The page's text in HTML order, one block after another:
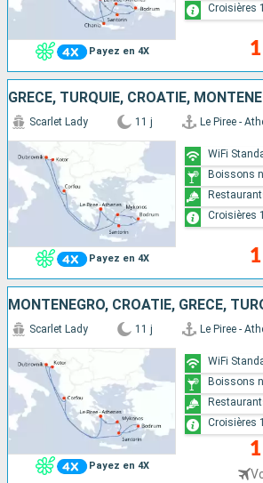
Payez en 4X
Croisières
GRÈCE, TURQUIE, CROATIE,
Payez en 4X
Scarlet Lady 11 j Le Piree -
WiFi
Boissons
Croisières
MONTÉNÉGRO, CROATIE, GRÈCE,
Payez en 4X
Scarlet Lady 11 j Le Piree -
WiFi
Boissons
Croisières